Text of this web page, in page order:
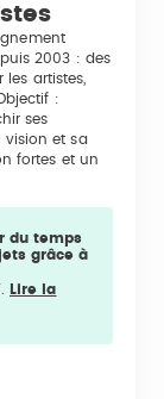
2003 : des
artistes,
:
ses
vision et sa
fortes et un
du temps
grâce à
Lire la